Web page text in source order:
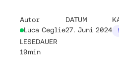
Autor
Luca Ceglie
DATUM
27. Juni 2024
LESEDAUER
19min